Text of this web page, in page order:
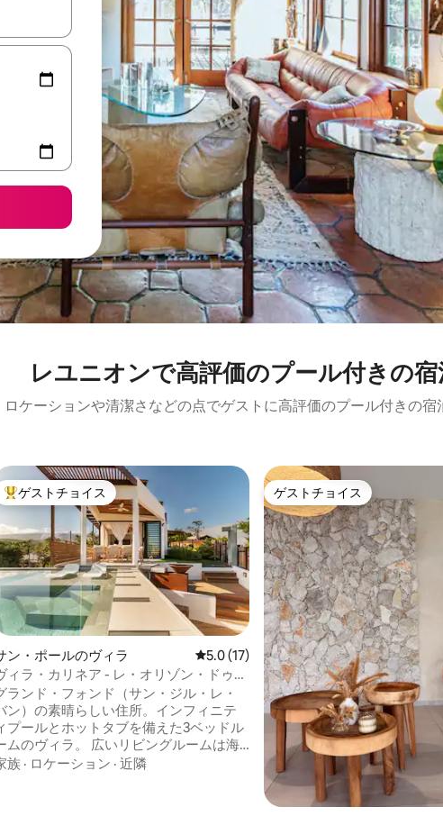
使って移動するか、画面をタッチまたはスワイプして検索結果を確認する
レユニオンで高評価のプール付きの宿
ロケーションや清潔さなどの点でゲストに高評価のプール付きの宿
大好評のゲストチョイスです。
ゲストチョイス
ン・ポールのヴィラ レビュー17件、5つ星中5.0つ星の平均評
5.0 (17)
ィラ・カリネア - レ・オリゾン・ドゥ・
ラン・フォン
ランド・フォンド（サン・ジル・レ・
ン）の素晴らしい住所。インフィニテ
プールとホットタブを備えた3ベッドル
ムのヴィラ。 広いリビングルームは海
山に囲まれています。屋内外のリビン
族 · ロケーション · 近隣
ゲストチョイス
ゲストチョイス